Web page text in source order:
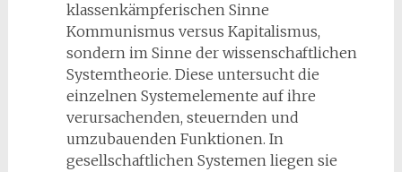
klassenkämpferischen Sinne
Kommunismus versus Kapitalismus,
sondern im Sinne der wissenschaftlichen
Systemtheorie. Diese untersucht die
einzelnen Systemelemente auf ihre
verursachenden, steuernden und
umzubauenden Funktionen. In
gesellschaftlichen Systemen liegen sie